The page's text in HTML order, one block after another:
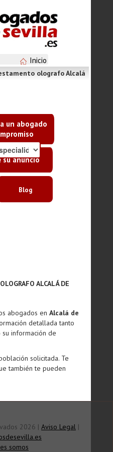
Inicio
un abogado
su anuncio
olografo Alcalá
Blog
ALCALÁ DE
abogados en Alcalá de
detallada tanto
información de
solicitada. Te
también te pueden
2026 | Aviso Legal |
somos